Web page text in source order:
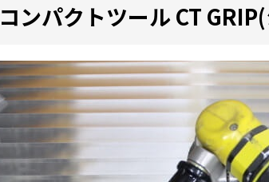
コンパクトツール CT